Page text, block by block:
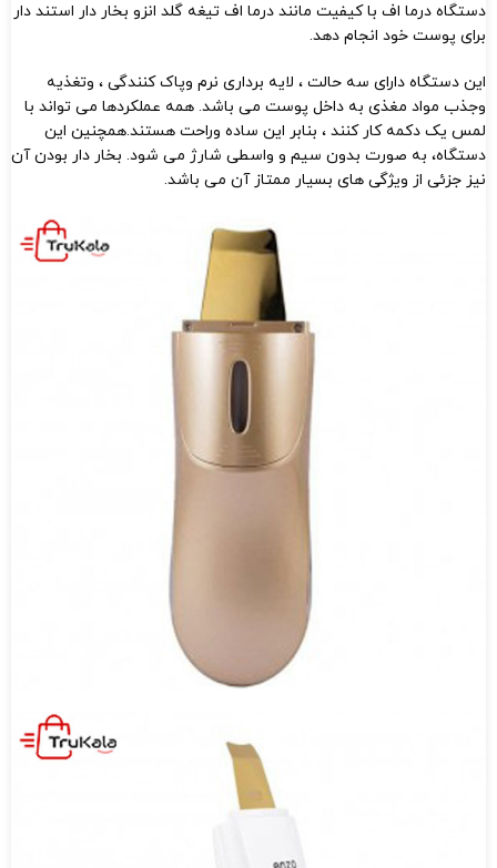
دستگاه درما اف با کیفیت مانند درما اف تیغه گلد انزو بخار دار استند دار
برای پوست خود انجام دهد.
این دستگاه دارای سه حالت ، لایه برداری نرم وپاک کنندگی ، وتغذیه
وجذب مواد مغذی به داخل پوست می باشد. همه عملکردها می تواند با
لمس یک دکمه کار کنند ، بنابر این ساده وراحت هستند.همچنین این
دستگاه، به صورت بدون سیم و واسطی شارژ می شود. بخار دار بودن آن
نیز جزئی از ویژگی های بسیار ممتاز آن می باشد.